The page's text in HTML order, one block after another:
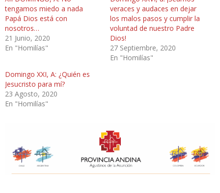
tengamos miedo a nada
Papá Dios está con
nosotros…
21 Junio, 2020
En "Homilías"
veraces y audaces en dejar
los malos pasos y cumplir la
voluntad de nuestro Padre
Dios!
27 Septiembre, 2020
En "Homilías"
Domingo XXI, A: ¿Quién es
Jesucristo para mí?
23 Agosto, 2020
En "Homilías"